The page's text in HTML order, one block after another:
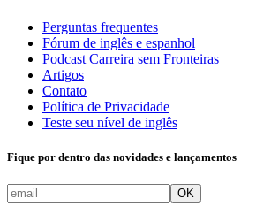
Perguntas frequentes
Fórum de inglês e espanhol
Podcast Carreira sem Fronteiras
Artigos
Contato
Política de Privacidade
Teste seu nível de inglês
Fique por dentro das novidades e lançamentos
OK